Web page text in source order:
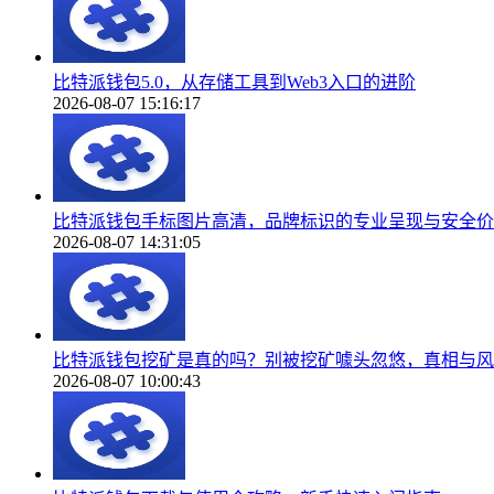
比特派钱包5.0，从存储工具到Web3入口的进阶
2026-08-07 15:16:17
比特派钱包手标图片高清，品牌标识的专业呈现与安全
2026-08-07 14:31:05
比特派钱包挖矿是真的吗？别被挖矿噱头忽悠，真相与
2026-08-07 10:00:43